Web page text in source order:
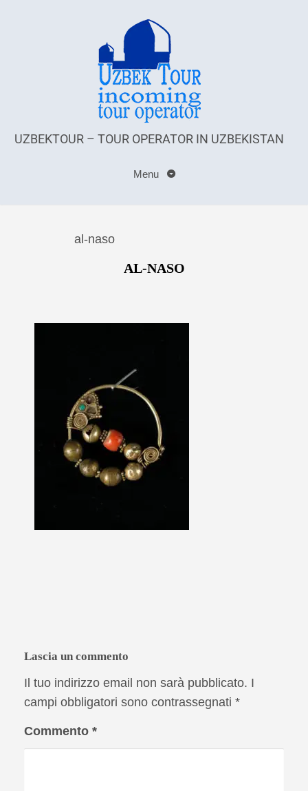
UZBEKTOUR – TOUR OPERATOR IN UZBEKISTAN
Menu
al-naso
AL-NASO
Lascia un commento
Il tuo indirizzo email non sarà pubblicato. I
campi obbligatori sono contrassegnati *
Commento *